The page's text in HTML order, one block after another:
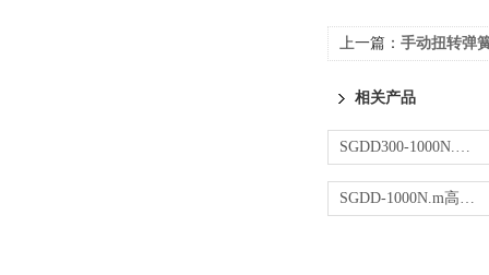
上一篇： 手动扭转弹簧试
相关产品
SGDD300-1000N.m定扭矩电动扳手 可非标定制
SGDD-1000N.m高精度定扭矩电动扳手价格